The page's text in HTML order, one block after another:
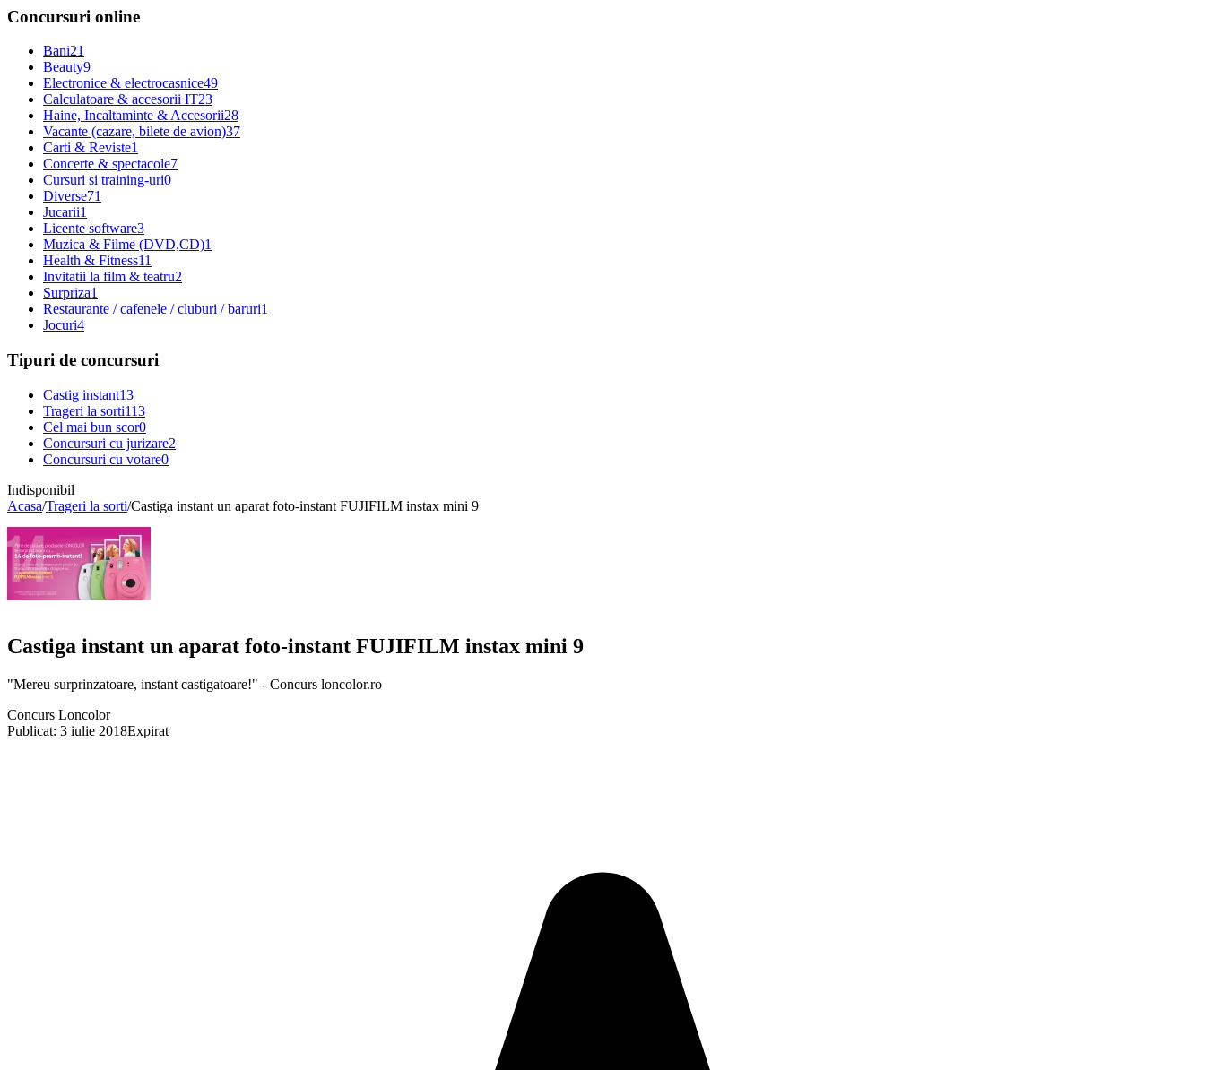
Concursuri online
Bani21
Beauty9
Electronice & electrocasnice49
Calculatoare & accesorii IT23
Haine, Incaltaminte & Accesorii28
Vacante (cazare, bilete de avion)37
Carti & Reviste1
Concerte & spectacole7
Cursuri si training-uri0
Diverse71
Jucarii1
Licente software3
Muzica & Filme (DVD,CD)1
Health & Fitness11
Invitatii la film & teatru2
Surpriza1
Restaurante / cafenele / cluburi / baruri1
Jocuri4
Tipuri de concursuri
Castig instant13
Trageri la sorti113
Cel mai bun scor0
Concursuri cu jurizare2
Concursuri cu votare0
Indisponibil
Acasa/Trageri la sorti/Castiga instant un aparat foto-instant FUJIFILM instax mini 9
Castiga instant un aparat foto-instant FUJIFILM instax mini 9
"Mereu surprinzatoare, instant castigatoare!" - Concurs loncolor.ro
Concurs Loncolor
Publicat: 3 iulie 2018Expirat